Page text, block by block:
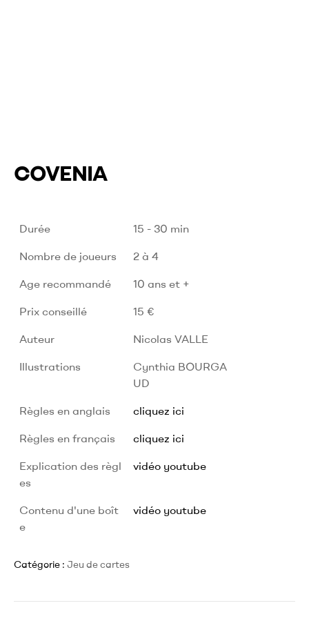
COVENIA
Durée
15 - 30 min
Nombre de joueurs
2 à 4
Age recommandé
10 ans et +
Prix conseillé
15 €
Auteur
Nicolas VALLE
Illustrations
Cynthia BOURGA
UD
Règles en anglais
cliquez ici
Règles en français
cliquez ici
Explication des règl
es
vidéo youtube
Contenu d'une boît
e
vidéo youtube
Catégorie : Jeu de cartes